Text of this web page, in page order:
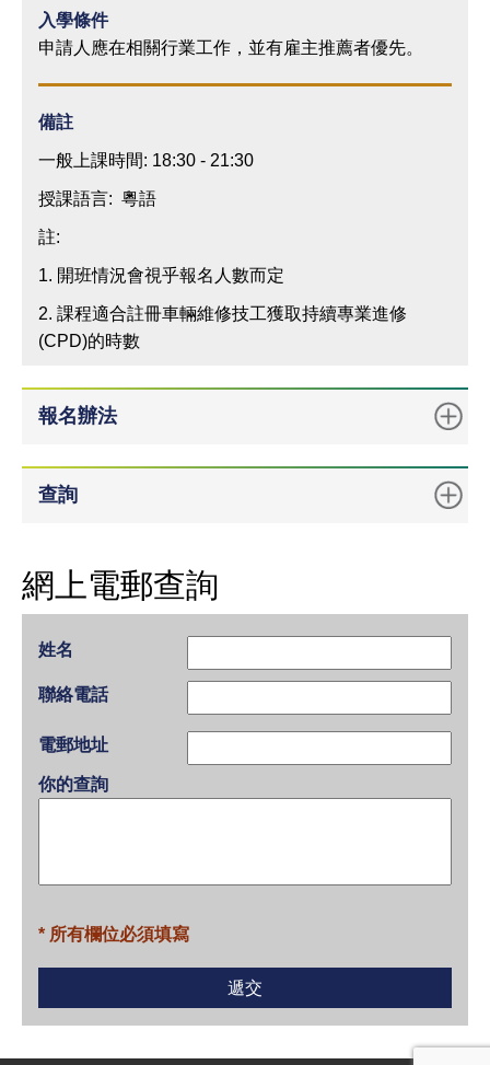
入學條件
申請人應在相關行業工作，並有雇主推薦者優先。
備註
一般上課時間: 18:30 - 21:30
授課語言: 粵語
註:
1. 開班情況會視乎報名人數而定
2. 課程適合註冊車輛維修技工獲取持續專業進修
(CPD)的時數
報名辦法
查詢
網上電郵查詢
姓名
聯絡電話
電郵地址
你的查詢
* 所有欄位必須填寫